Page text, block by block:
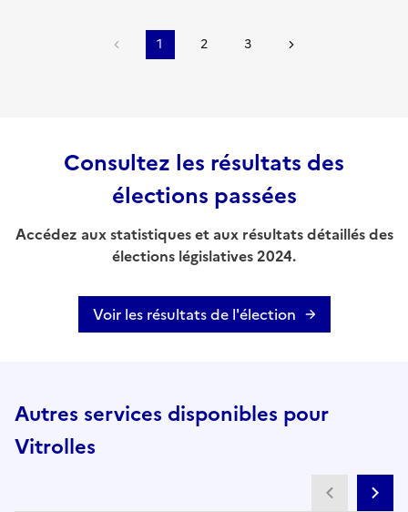
1 2 3
Consultez les résultats des
élections passées
Accédez aux statistiques et aux résultats détaillés des
élections législatives 2024.
Voir les résultats de l'élection
Autres services disponibles pour
Vitrolles